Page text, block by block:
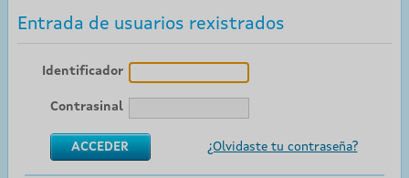
Entrada de usuarios rexistrados
Identificador
Contrasinal
¿Olvidaste tu contraseña?